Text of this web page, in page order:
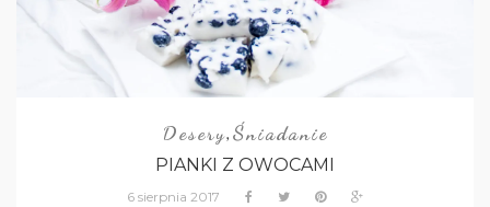
Desery, Śniadanie
PIANKI Z OWOCAMI
6 sierpnia 2017